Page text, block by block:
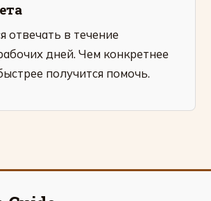
отвечать в течение
дней. Чем конкретнее
получится помочь.